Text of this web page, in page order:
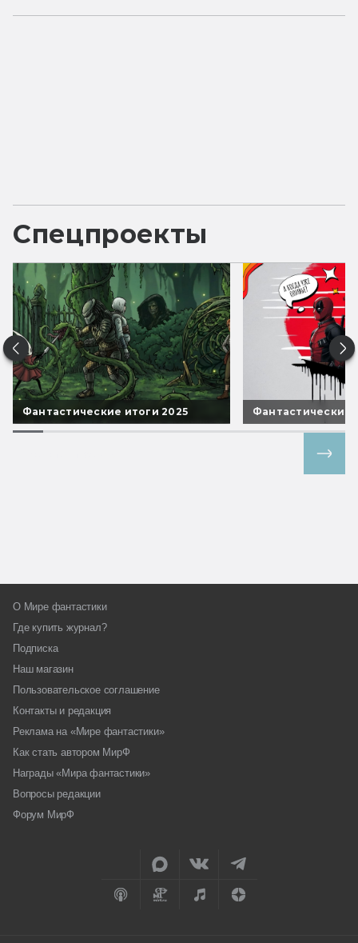
Спецпроекты
Фантастические итоги 2025 Фантастические
О Мире фантастики
Где купить журнал?
Подписка
Наш магазин
Пользовательское соглашение
Контакты и редакция
Реклама на «Мире фантастики»
Как стать автором МирФ
Награды «Мира фантастики»
Вопросы редакции
Форум МирФ